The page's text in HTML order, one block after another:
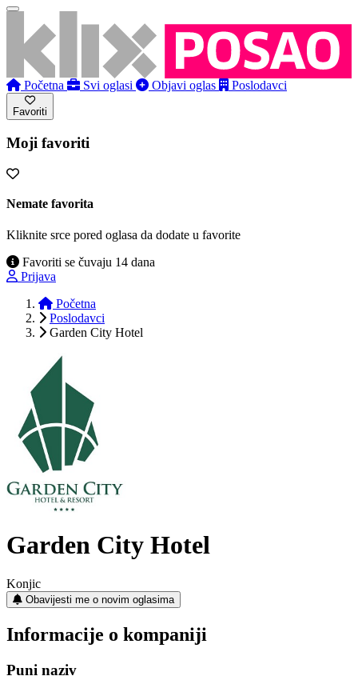
Početna Svi oglasi Objavi oglas Poslodavci
Favoriti
Moji favoriti
Nemate favorita
Kliknite srce pored oglasa da dodate u favorite
Favoriti se čuvaju 14 dana
Prijava
Početna
Poslodavci
Garden City Hotel
Garden City Hotel
Konjic
Obavijesti me o novim oglasima
Informacije o kompaniji
Puni naziv